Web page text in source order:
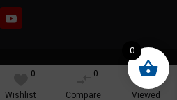
0
Wishlist
0
Compare
Viewed
droits réservés.
de confidentialité Plan du site
0